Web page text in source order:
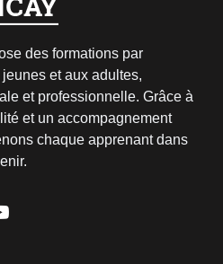
des formations par
et aux adultes,
et professionnelle. Grâce à
et un accompagnement
chaque apprenant dans